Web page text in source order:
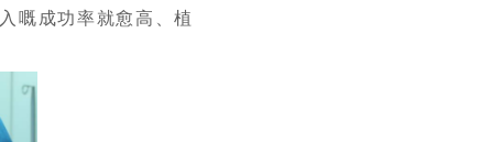
嘅成功率就愈高、植